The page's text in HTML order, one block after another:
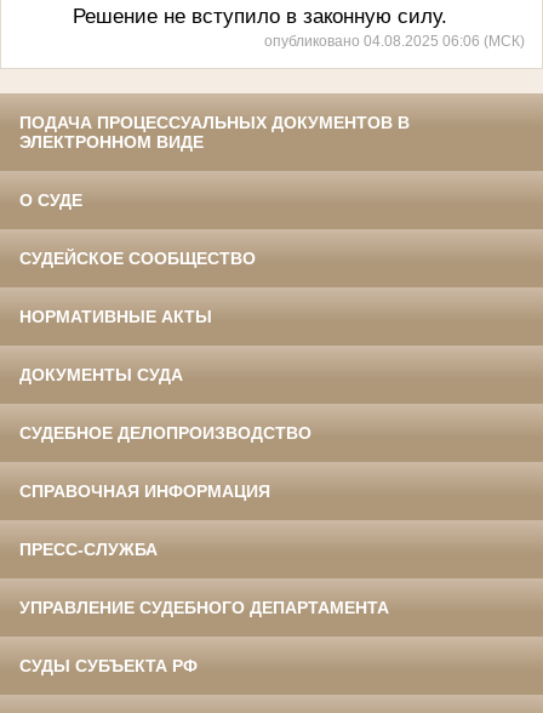
Решение не вступило в законную силу.
опубликовано 04.08.2025 06:06 (МСК)
ПОДАЧА ПРОЦЕССУАЛЬНЫХ ДОКУМЕНТОВ В
ЭЛЕКТРОННОМ ВИДЕ
О СУДЕ
СУДЕЙСКОЕ СООБЩЕСТВО
НОРМАТИВНЫЕ АКТЫ
ДОКУМЕНТЫ СУДА
СУДЕБНОЕ ДЕЛОПРОИЗВОДСТВО
СПРАВОЧНАЯ ИНФОРМАЦИЯ
ПРЕСС-СЛУЖБА
УПРАВЛЕНИЕ СУДЕБНОГО ДЕПАРТАМЕНТА
СУДЫ СУБЪЕКТА РФ